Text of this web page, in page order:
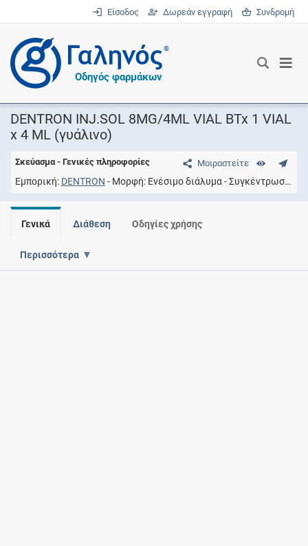
Είσοδος Δωρεάν εγγραφή Συνδρομή
®
Οδηγός φαρμάκων
DENTRON INJ.SOL 8MG/4ML VIAL BTx 1 VIAL
x 4 ML (γυάλινο)
Μοιραστείτε
Σκεύασμα - Γενικές πληροφορίες
Εμπορική DENTRON Μορφή Eνέσιμο διάλυμα Συγκέντρωση
Γενικά Διάθεση Οδηγίες χρήσης
Περισσότερα